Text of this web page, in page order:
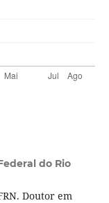
do Rio
Doutor em